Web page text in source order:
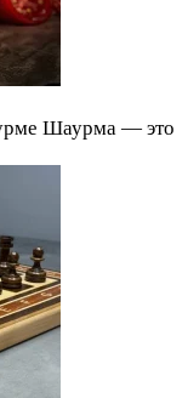
Шаурма — это